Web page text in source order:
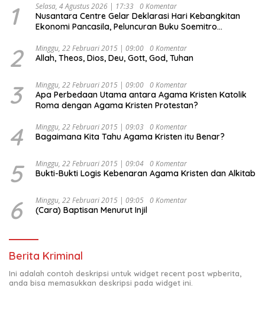
1 Selasa, 4 Agustus 2026 | 17:33 0 Komentar
Nusantara Centre Gelar Deklarasi Hari Kebangkitan
Ekonomi Pancasila, Peluncuran Buku Soemitro
Ekonomi Politik Indonesia) & Simposium Nasional
“Urgensi Undang-Undang Perekonomian Nasional dan
Indonesia Emas 2045”,
2 Minggu, 22 Februari 2015 | 09:00 0 Komentar
Allah, Theos, Dios, Deu, Gott, God, Tuhan
3 Minggu, 22 Februari 2015 | 09:00 0 Komentar
Apa Perbedaan Utama antara Agama Kristen Katolik
Roma dengan Agama Kristen Protestan?
4 Minggu, 22 Februari 2015 | 09:03 0 Komentar
Bagaimana Kita Tahu Agama Kristen itu Benar?
5 Minggu, 22 Februari 2015 | 09:04 0 Komentar
Bukti-Bukti Logis Kebenaran Agama Kristen dan Alkitab
6 Minggu, 22 Februari 2015 | 09:05 0 Komentar
(Cara) Baptisan Menurut Injil
Berita Kriminal
Ini adalah contoh deskripsi untuk widget recent post wpberita,
anda bisa memasukkan deskripsi pada widget ini.